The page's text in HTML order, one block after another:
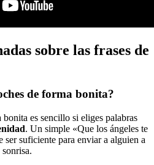
sobre las frases de
de forma bonita?
es sencillo si eliges palabras
. Un simple «Que los ángeles te
ser suficiente para enviar a alguien a